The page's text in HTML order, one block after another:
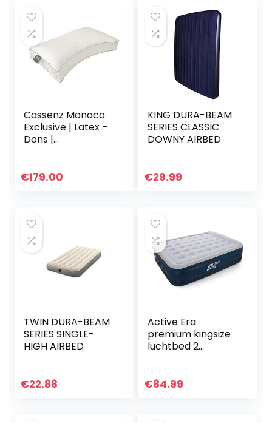
Cassenz Monaco
Exclusive | Latex –
Dons |
€179.00
KING DURA-BEAM
SERIES CLASSIC
DOWNY AIRBED
€29.99
TWIN DURA-BEAM
SERIES SINGLE-
HIGH AIRBED
€22.88
Active Era
premium kingsize
luchtbed 2
elektrische pomp
€84.99